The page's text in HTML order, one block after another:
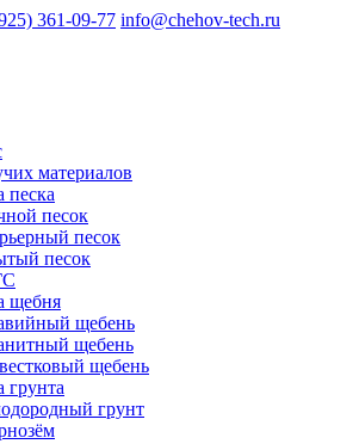
361-09-77 info@chehov-tech.ru
материалов
песка
песок
песок
песок
щебня
щебень
щебень
щебень
грунта
грунт